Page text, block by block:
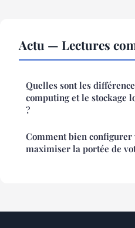
Actu — Lectures
Quelles sont les
computing et le stockage
?
Comment bien
maximiser la portée de